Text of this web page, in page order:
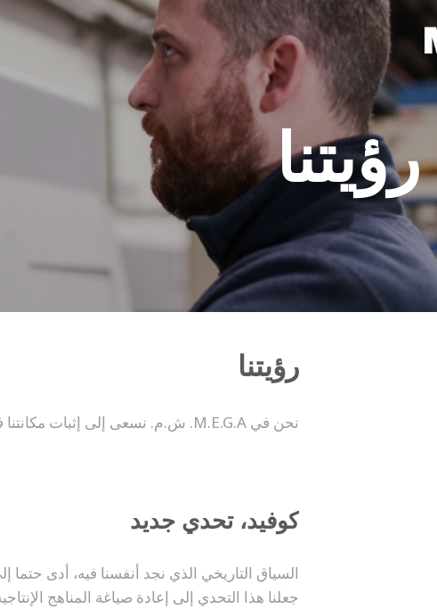
رؤيتنا
رؤيتنا
نحن في M.E.G.A. ش.م. نسعى إلى إثبات مكانتنا في قطاع الطاقة كشركة موثوقة تقدم إنتاجية عالية وجودة مضمونة.
كوفيد، تحدي جديد
السياق التاريخي الذي نجد أنفسنا فيه، أدى
جعلنا هذا التحدي إلى إعادة صياغة المناهج